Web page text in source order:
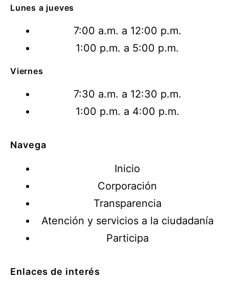
Lunes a jueves
7:00 a.m. a 12:00 p.m.
1:00 p.m. a 5:00 p.m.
Viernes
7:30 a.m. a 12:30 p.m.
1:00 p.m. a 4:00 p.m.
Navega
Inicio
Corporación
Transparencia
Atención y servicios a la ciudadanía
Participa
Enlaces de interés